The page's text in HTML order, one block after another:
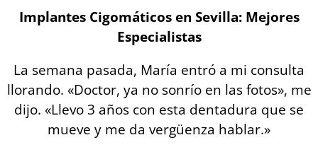
Implantes Cigomáticos en Sevilla: Mejores
Especialistas
La semana pasada, María entró a mi consulta
llorando. «Doctor, ya no sonrío en las fotos», me
dijo. «Llevo 3 años con esta dentadura que se
mueve y me da vergüenza hablar.»